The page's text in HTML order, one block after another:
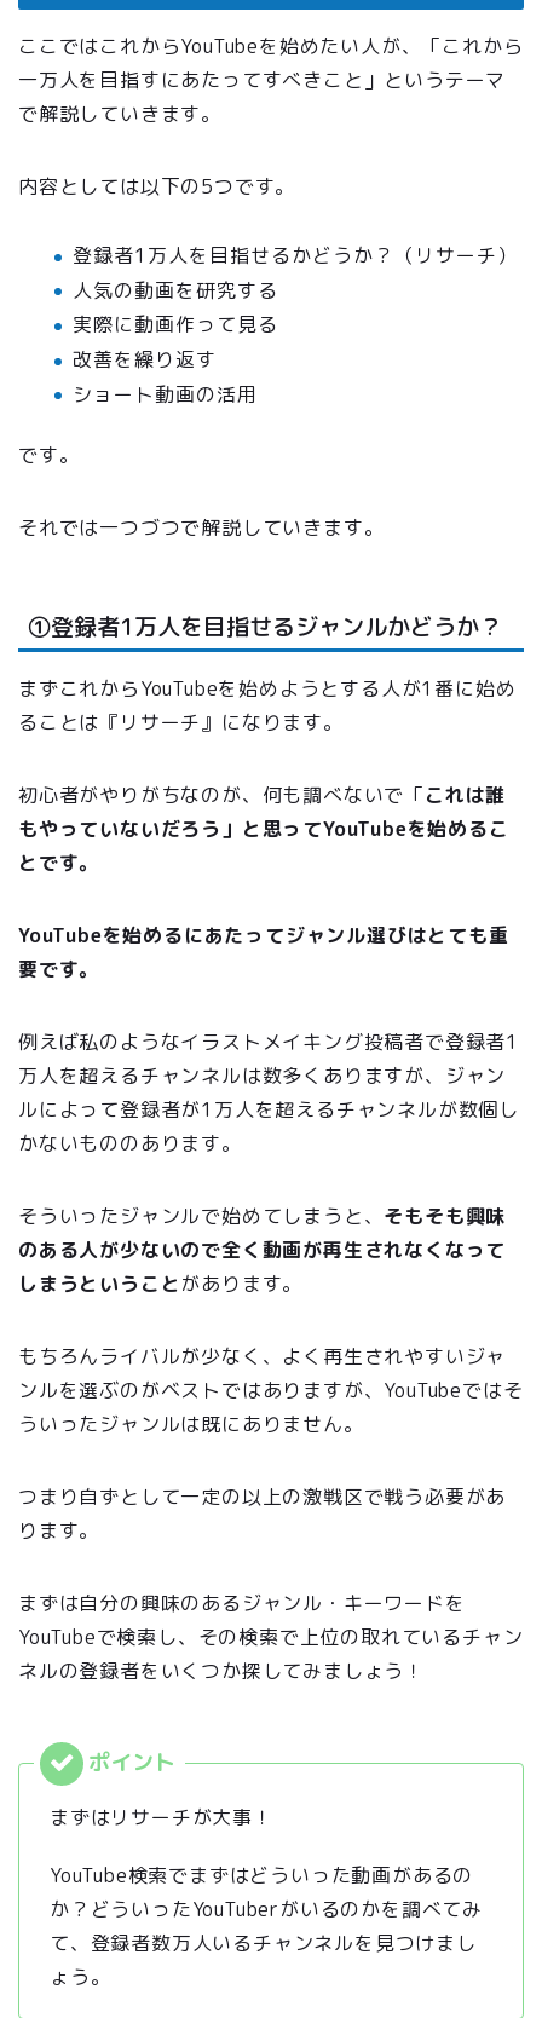
ここではこれからYouTubeを始めたい人が、「これから
一万人を目指すにあたってすべきこと」というテーマ
で解説していきます。
内容としては以下の5つです。
登録者1万人を目指せるかどうか？（リサーチ）
人気の動画を研究する
実際に動画作って見る
改善を繰り返す
ショート動画の活用
です。
それでは一つづつで解説していきます。
①登録者1万人を目指せるジャンルかどうか？
まずこれからYouTubeを始めようとする人が1番に始め
ることは『リサーチ』になります。
初心者がやりがちなのが、何も調べないで「これは誰
もやっていないだろう」と思ってYouTubeを始めるこ
とです。
YouTubeを始めるにあたってジャンル選びはとても重
要です。
例えば私のようなイラストメイキング投稿者で登録者1
万人を超えるチャンネルは数多くありますが、ジャン
ルによって登録者が1万人を超えるチャンネルが数個し
かないもののあります。
そういったジャンルで始めてしまうと、 そもそも興味
のある人が少ないので全く動画が再生されなくなって
しまうということがあります。
もちろんライバルが少なく、よく再生されやすいジャ
ンルを選ぶのがベストではありますが、YouTubeではそ
ういったジャンルは既にありません。
つまり自ずとして一定の以上の激戦区で戦う必要があ
ります。
まずは自分の興味のあるジャンル・キーワードを
YouTubeで検索し、その検索で上位の取れているチャン
ネルの登録者をいくつか探してみましょう！
まずはリサーチが大事！
YouTube検索でまずはどういった動画があるの
か？どういったYouTuberがいるのかを調べてみ
て、登録者数万人いるチャンネルを見つけまし
ょう。